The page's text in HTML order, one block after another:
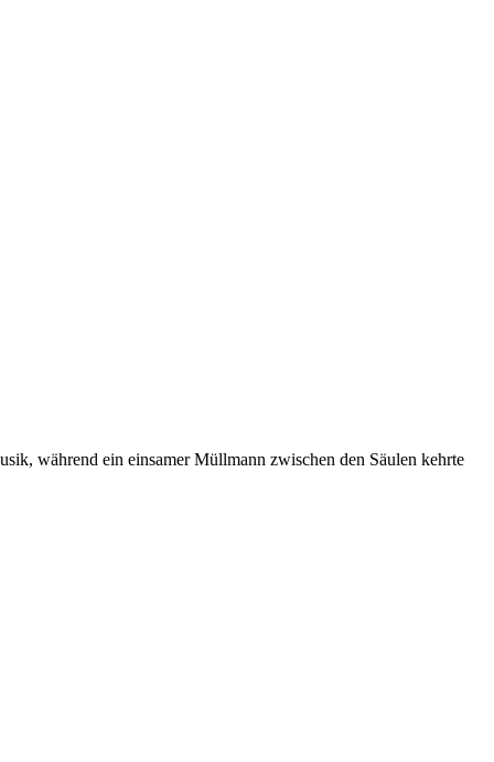
während ein einsamer Müllmann zwischen den Säulen kehrte